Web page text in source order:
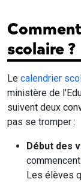
scolaire ?
Le calendrier
ministère de
suivent deux
pas se tromper :
Début des
commencent
Les élèves